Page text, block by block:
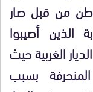
من قبل صار
الذين أصيبوا
الغربية حيث
بسبب